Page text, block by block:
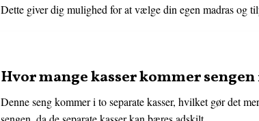
Dette giver dig mulighed for at vælge din egen madras og
Hvor mange kasser kommer sengen
Denne seng kommer i to separate kasser, hvilket gør det